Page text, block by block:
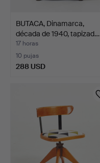
BUTACA, Dinamarca,
década de 1940, tapizad…
17 horas
10 pujas
288 USD